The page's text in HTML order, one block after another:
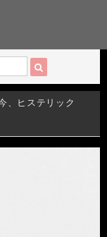
、ヒステリック